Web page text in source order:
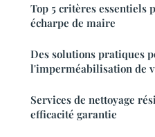
Top 5 critères essentiels
écharpe de maire
Des solutions pratiques
l'imperméabilisation de
Services de nettoyage
efficacité garantie